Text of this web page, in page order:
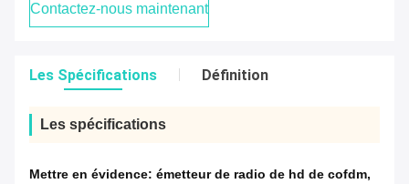
Contactez-nous maintenant
Les Spécifications Définition
Les spécifications
Mettre en évidence: émetteur de radio de hd de cofdm,